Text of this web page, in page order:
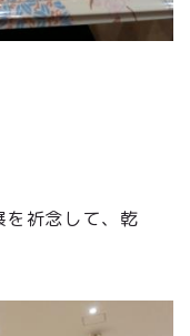
を祈念して、乾